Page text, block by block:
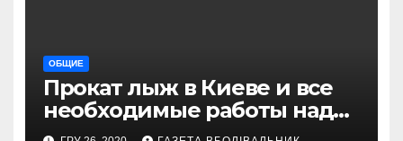
ОБЩИЕ
Прокат лыж в Киеве и все
необходимые работы над
снаряжением, которое